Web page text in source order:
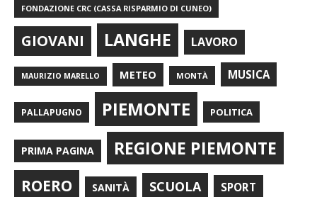
FONDAZIONE CRC (CASSA RISPARMIO DI CUNEO)
GIOVANI LANGHE LAVORO
MAURIZIO MARELLO METEO MONTÀ MUSICA
PALLAPUGNO PIEMONTE POLITICA
PRIMA PAGINA REGIONE PIEMONTE
ROERO SANITÀ SCUOLA SPORT